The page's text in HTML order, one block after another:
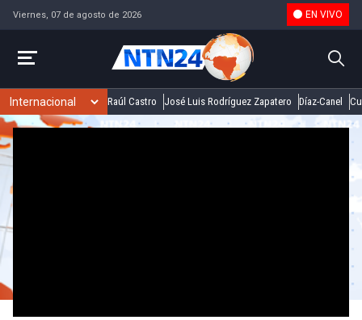
Viernes, 07 de agosto de 2026 EN VIVO
Raúl Castro José Luis Rodríguez Zapatero Díaz-Canel